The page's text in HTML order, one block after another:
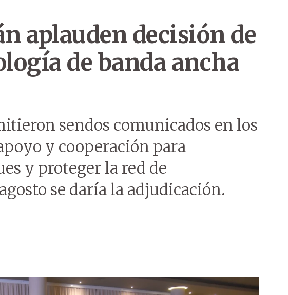
aplauden decisión de
de banda ancha
sendos comunicados en los
y cooperación para
y proteger la red de
se daría la adjudicación.